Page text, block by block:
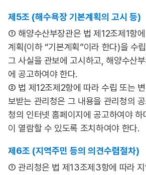
제5조 (해수욕장 기본계획의 고시 등)
① 해양수산부장관은 법 제12조제1항
계획(이하 “기본계획”이라 한다)을 수
그 사실을 관보에 고시하고, 해양수산
에 공고하여야 한다.
② 법 제12조제2항에 따라 수립 또는
보받는 관리청은 그 내용을 관리청의
청의 인터넷 홈페이지에 공고하여야
이 열람할 수 있도록 조치하여야 한다.
제6조 (지역주민 등의 의견수렴절차)
① 관리청은 법 제13조제3항에 따라